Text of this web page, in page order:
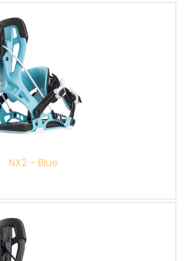
NX2 - Blue